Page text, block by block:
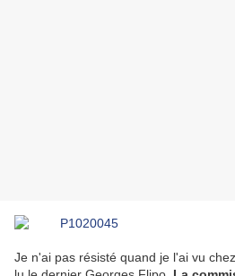
Je n'ai pas résisté quand je l'ai vu